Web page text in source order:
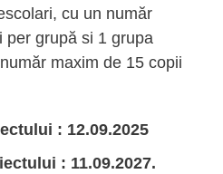
cu un număr
per grupă si 1 grupa
maxim de 15 copii
: 12.09.2025
: 11.09.2027.